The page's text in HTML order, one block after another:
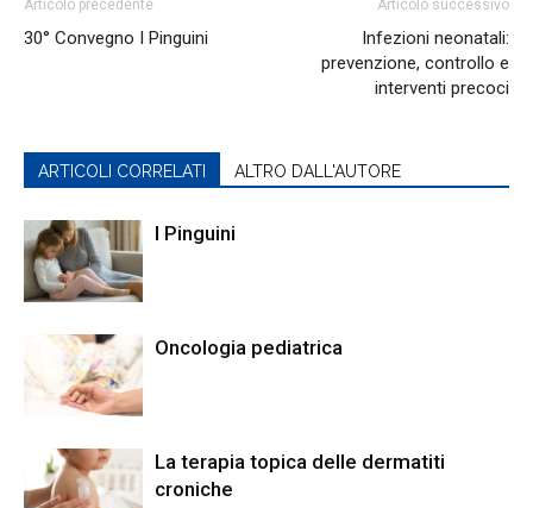
Articolo precedente
30° Convegno I Pinguini
Articolo successivo
Infezioni neonatali:
prevenzione, controllo e
interventi precoci
ARTICOLI CORRELATI ALTRO DALL'AUTORE
I Pinguini
Oncologia pediatrica
La terapia topica delle dermatiti
croniche